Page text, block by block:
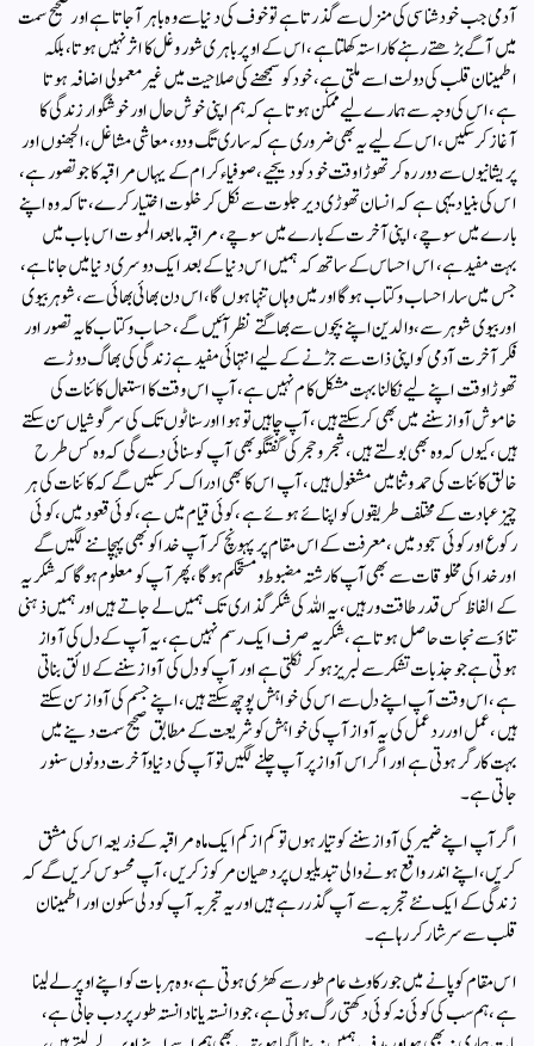
آدمی جب خود شناسی کی منزل سے گذرتا ہے تو خوف کی دنیا سے وہ باہر آجاتا ہے اور صحیح سمت
میں آگے بڑھتے رہنے کا راستہ کھلتا ہے، اس کے اوپر باہری شور وغل کا اثر نہیں ہوتا، بلکہ
اطمینان قلب کی دولت اسے ملتی ہے، خود کو سمجھنے کی صلاحیت میں غیرمعمولی اضافہ ہوتا
ہے، اس کی وجہ سے ہمارے لیے ممکن ہوتا ہے کہ ہم اپنی خوش حال اور خوشگوار زندگی کا
آغاز کرسکیں، اس کے لیے یہ بھی ضروری ہے کہ ساری تگ ودو، معاشی مشاغل، الجھنوں اور
پریشانیوں سے دور رہ کر تھوڑا وقت خود کو دیجیے، صوفیاء کرام کے یہاں مراقبہ کا جو تصور ہے،
اس کی بنیاد یہی ہے کہ انسان تھوڑی دیر جلوت سے نکل کر خلوت اختیار کرے، تاکہ وہ اپنے
بارے میں سوچے، اپنی آخرت کے بارے میں سوچے، مراقبہ مابعد الموت اس باب میں
بہت مفید ہے، اس احساس کے ساتھ کہ ہمیں اس دنیا کے بعد ایک دوسری دنیا میں جانا ہے،
جس میں سارا حساب وکتاب ہوگا اور میں وہاں تنہا ہوں گا، اس دن بھائی بھائی سے، شوہر بیوی
اور بیوی شوہر سے، والدین اپنے بچوں سے بھاگتے نظر آئیں گے، حساب وکتاب کا یہ تصور اور
فکر آخرت آدمی کو اپنی ذات سے جڑنے کے لیے انتہائی مفید ہے زندگی کی بھاگ دوڑ سے
تھوڑا وقت اپنے لیے نکالنا بہت مشکل کام نہیں ہے، آپ اس وقت کا استعمال کائنات کی
خاموش آواز سننے میں بھی کر سکتے ہیں، آپ چاہیں تو ہوا اور سناٹوں تک کی سرگوشیاں سن سکتے
ہیں، کیوں کہ وہ بھی بولتے ہیں، شجر وحجر کی گفتگو بھی آپ کو سنائی دے گی کہ وہ کس طرح
خالق کائنات کی حمد وثنا میں مشغول ہیں، آپ اس کا بھی ادراک کر سکیں گے کہ کائنات کی ہر
چیز عبادت کے مختلف طریقوں کو اپنائے ہوئے ہے، کوئی قیام میں ہے، کوئی قعود میں، کوئی
رکوع اور کوئی سجود میں، معرفت کے اس مقام پر پہونچ کر آپ خدا کو بھی پہچاننے لگیں گے
اور خدا کی مخلوقات سے بھی آپ کا رشتہ مضبوط ومستحکم ہوگا، پھر آپ کو معلوم ہوگا کہ شکریہ
کے الفاظ کس قدر طاقت ور ہیں، یہ اللہ کی شکرگذاری تک ہمیں لے جاتے ہیں اور ہمیں ذہنی
تناؤ سے نجات حاصل ہوتا ہے، شکریہ صرف ایک رسم نہیں ہے، یہ آپ کے دل کی آواز
ہوتی ہے جو جذبات تشکر سے لبریز ہوکر نکلتی ہے اور آپ کو دل کی آواز سننے کے لائق بناتی
ہے، اس وقت آپ اپنے دل سے اس کی خواہش پوچھ سکتے ہیں، اپنے جسم کی آواز سن سکتے
ہیں، عمل اور رد عمل کی یہ آواز آپ کی خواہش کو شریعت کے مطابق صحیح سمت دینے میں
بہت کارگر ہوتی ہے اور اگر اس آواز پر آپ چلنے لگیں تو آپ کی دنیا وآخرت دونوں سنور
جاتی ہے۔
اگر آپ اپنے ضمیر کی آواز سننے کو تیار ہوں تو کم از کم ایک ماہ مراقبہ کے ذریعہ اس کی مشق
کریں، اپنے اندر واقع ہونے والی تبدیلیوں پر دھیان مرکوز کریں، آپ محسوس کریں گے کہ
زندگی کے ایک نئے تجربہ سے آپ گذر رہے ہیں اور یہ تجربہ آپ کو دلی سکون اور اطمینان
قلب سے سرشار کر رہا ہے۔
اس مقام کو پانے میں جو رکاوٹ عام طور سے کھڑی ہوتی ہے، وہ ہربات کو اپنے اوپر لے لینا
ہے، ہم سب کی کوئی نہ کوئی دکھتی رگ ہوتی ہے، جو دانستہ یانادانستہ طورپر دب جاتی ہے،